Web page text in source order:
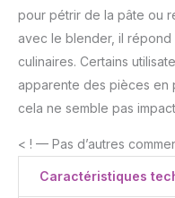
pour pétrir de la pâte ou
avec le blender, il
culinaires. Certains
apparente des pièces en
cela ne semble pas
< ! — Pas d’autres
Caractéristiques